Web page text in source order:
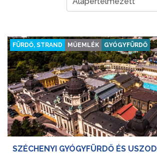
FÜRDŐ, STRAND MŰEMLÉK GYÓGYFÜRDŐ
SZÉCHENYI GYÓGYFÜRDŐ ÉS